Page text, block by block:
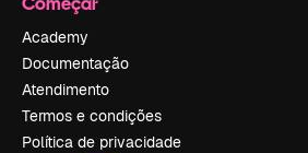
Academy
Documentação
Atendimento
Termos e condições
Política de privacidade